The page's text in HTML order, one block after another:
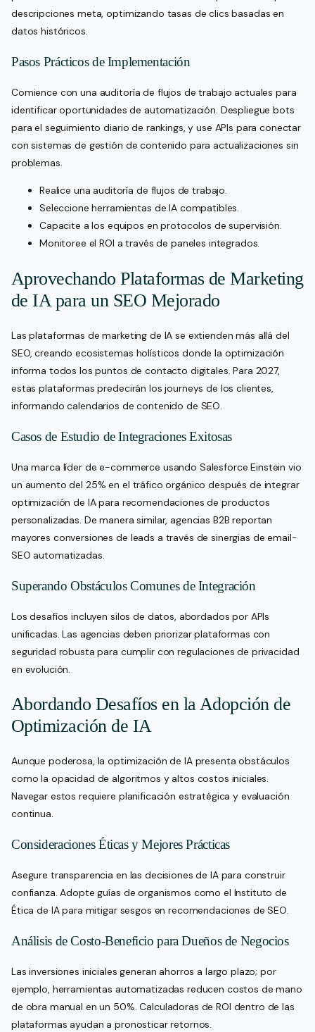
descripciones meta, optimizando tasas de clics basadas en
datos históricos.
Pasos Prácticos de Implementación
Comience con una auditoría de flujos de trabajo actuales para
identificar oportunidades de automatización. Despliegue bots
para el seguimiento diario de rankings, y use APIs para conectar
con sistemas de gestión de contenido para actualizaciones sin
problemas.
Realice una auditoría de flujos de trabajo.
Seleccione herramientas de IA compatibles.
Capacite a los equipos en protocolos de supervisión.
Monitoree el ROI a través de paneles integrados.
Aprovechando Plataformas de Marketing
de IA para un SEO Mejorado
Las plataformas de marketing de IA se extienden más allá del
SEO, creando ecosistemas holísticos donde la optimización
informa todos los puntos de contacto digitales. Para 2027,
estas plataformas predecirán los journeys de los clientes,
informando calendarios de contenido de SEO.
Casos de Estudio de Integraciones Exitosas
Una marca líder de e-commerce usando Salesforce Einstein vio
un aumento del 25% en el tráfico orgánico después de integrar
optimización de IA para recomendaciones de productos
personalizadas. De manera similar, agencias B2B reportan
mayores conversiones de leads a través de sinergias de email-
SEO automatizadas.
Superando Obstáculos Comunes de Integración
Los desafíos incluyen silos de datos, abordados por APIs
unificadas. Las agencias deben priorizar plataformas con
seguridad robusta para cumplir con regulaciones de privacidad
en evolución.
Abordando Desafíos en la Adopción de
Optimización de IA
Aunque poderosa, la optimización de IA presenta obstáculos
como la opacidad de algoritmos y altos costos iniciales.
Navegar estos requiere planificación estratégica y evaluación
continua.
Consideraciones Éticas y Mejores Prácticas
Asegure transparencia en las decisiones de IA para construir
confianza. Adopte guías de organismos como el Instituto de
Ética de IA para mitigar sesgos en recomendaciones de SEO.
Análisis de Costo-Beneficio para Dueños de Negocios
Las inversiones iniciales generan ahorros a largo plazo; por
ejemplo, herramientas automatizadas reducen costos de mano
de obra manual en un 50%. Calculadoras de ROI dentro de las
plataformas ayudan a pronosticar retornos.